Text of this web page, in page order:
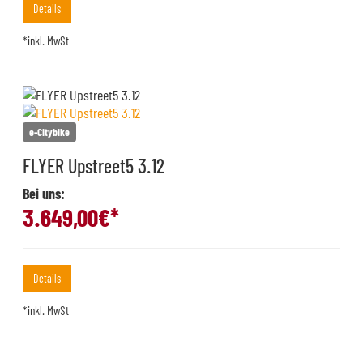
Details
*inkl. MwSt
e-Citybike
FLYER Upstreet5 3.12
Bei uns:
3.649,00€*
Details
*inkl. MwSt